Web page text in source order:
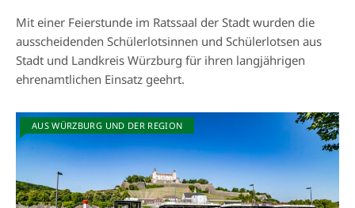
Mit einer Feierstunde im Ratssaal der Stadt wurden die
ausscheidenden Schülerlotsinnen und Schülerlotsen aus
Stadt und Landkreis Würzburg für ihren langjährigen
ehrenamtlichen Einsatz geehrt.
AUS WÜRZBURG UND DER REGION